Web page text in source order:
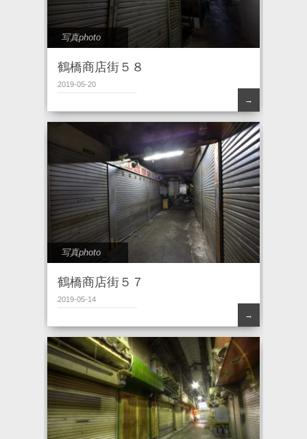
写真photo
鶴橋商店街５８
2019-05-20
→
写真photo
鶴橋商店街５７
2019-05-14
→